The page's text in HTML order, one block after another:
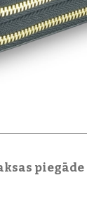
piegāde